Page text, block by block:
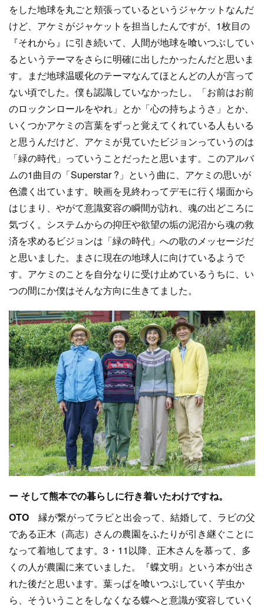
をした地球を丸ごと頬張っているというジャケットなんだ
けど、アケミがジャケットを担当したんですが、1枚目の
『それから』に引き続いて、人間が地球を喰いつぶしてい
るというテーマをさらに明確に出したかったんだと思いま
す。まだ地球温暖化のテーマなんてほとんどの人が言って
ない頃でした。僕も認識していなかったし。「お前はお前
のロックンロールをやれ」とか「心の持ちようさ」とか、
いくつかアケミの言葉をずっと覚えてくれている人もいる
と思うんだけど、アケミが見ていたビジョンっていうのは
「緑の時代」っていうことだったと思います。このアルバ
ムの1曲目の「Superstar ?」という曲に、アケミの思いが
色濃く出ています。映画を見終わってデモに行く場面から
はじまり、やがて意識変容の瞬間が訪れ、魂の出どころに
気づく。システムからの抑圧や欲望の垢の泥沼から魂の救
済を求めるビジョンは「緑の時代」への歌のメッセージだ
と思いました。まさに現在の地球人に向けているようで
す。アケミのことを自分なりに受け止めているうちに、い
つの間にか僕はそんな方向に生きてました。
ー そして熊本での暮らしに行き着いたわけですね。
OTO 縁が繋がってラビと出会って、結婚して、ラビの父
である正木（高志）さんの農園をふたりが引き継ぐことに
なって着地してます。3・11以降、正木さんを慕って、多
くの人が農園に来ていました。『蝶文明』という本が出さ
れた後だと思います。葉っぱを喰いつぶしていく芋虫か
ら、そういうことをしなくなる蝶へと意識が変容していく